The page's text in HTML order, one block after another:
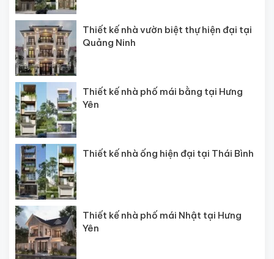
Thiết kế nhà vườn biệt thự hiện đại tại
Quảng Ninh
Thiết kế nhà phố mái bằng tại Hưng
Yên
Thiết kế nhà ống hiện đại tại Thái Bình
Thiết kế nhà phố mái Nhật tại Hưng
Yên